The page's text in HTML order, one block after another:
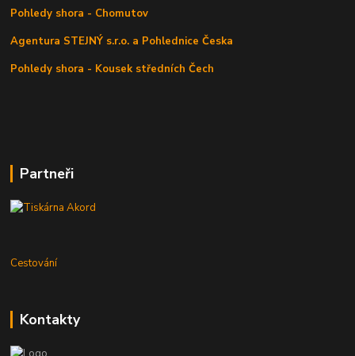
Pohledy shora - Chomutov
Agentura STEJNÝ s.r.o. a Pohlednice Česka
Pohledy shora - Kousek středních Čech
Partneři
Cestování
Kontakty